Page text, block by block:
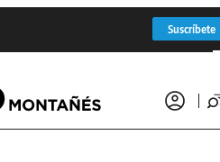
Suscríbete